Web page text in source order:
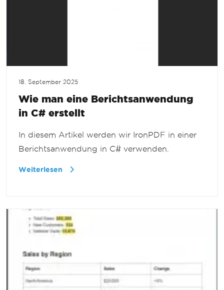
18. September 2025
Wie man eine Berichtsanwendung
in C# erstellt
In diesem Artikel werden wir IronPDF in einer
Berichtsanwendung in C# verwenden.
Weiterlesen